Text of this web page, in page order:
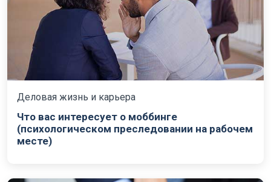
Деловая жизнь и карьера
Что вас интересует о моббинге
(психологическом преследовании на рабочем
месте)